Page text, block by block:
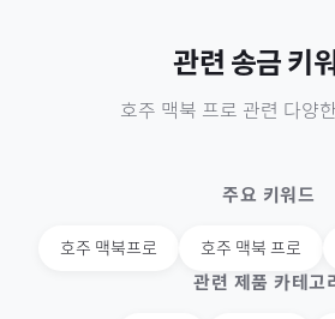
관련 송금 키
호주 맥북 프로 관련 다양
주요 키워드
호주 맥북프로 호주 맥북 프로
관련 제품 카테고